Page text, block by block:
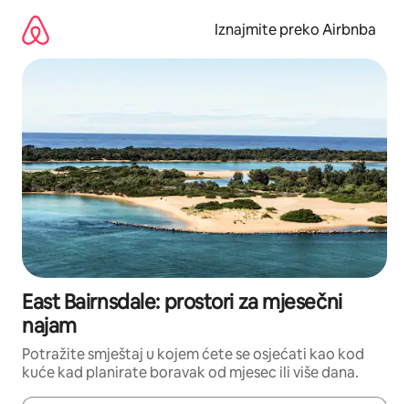
sadržaj
Iznajmite preko Airbnba
East Bairnsdale: prostori za mjesečni
najam
Potražite smještaj u kojem ćete se osjećati kao kod
kuće kad planirate boravak od mjesec ili više dana.